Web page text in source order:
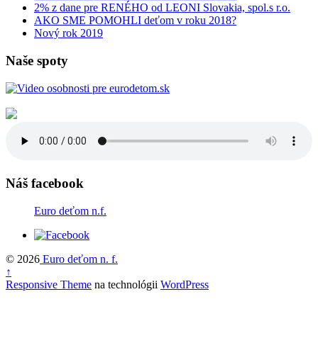
2% z dane pre RENÉHO od LEONI Slovakia, spol.s r.o.
AKO SME POMOHLI deťom v roku 2018?
Nový rok 2019
Naše spoty
Náš facebook
Euro deťom n.f.
© 2026 Euro deťom n. f.
↑
Responsive Theme na technológii WordPress